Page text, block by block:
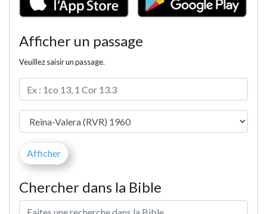
Afficher un passage
Veuillez saisir un passage.
Chercher dans la Bible